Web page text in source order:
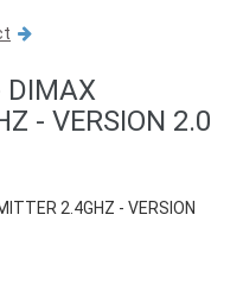
DIMAX
- VERSION 2.0
2.4GHZ - VERSION